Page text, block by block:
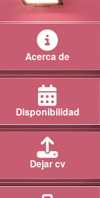
Acerca de
Disponibilidad
Dejar cv